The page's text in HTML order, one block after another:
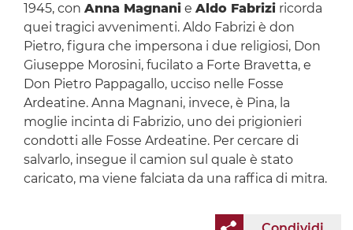
1945, con Anna Magnanie Aldo Fabriziricorda
quei tragici avvenimenti. Aldo Fabrizi è don
Pietro, figura che impersona i due religiosi, Don
Giuseppe Morosini, fucilato a Forte Bravetta, e
Don Pietro Pappagallo, ucciso nelle Fosse
Ardeatine. Anna Magnani, invece, è Pina, la
moglie incinta di Fabrizio, uno dei prigionieri
condotti alle Fosse Ardeatine. Per cercare di
salvarlo, insegue il camion sul quale è stato
caricato, ma viene falciata da una raffica di mitra.